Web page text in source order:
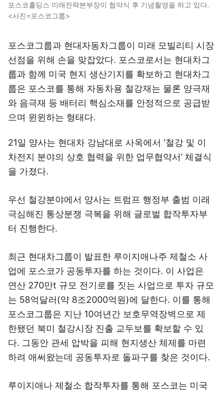
포스코홀딩스 미래전략본부장이 협약식 후 기념촬영을 하고 있다.
<사진=포스코그룹>
포스코그룹과 현대자동차그룹이 미래 모빌리티 시장
선점을 위해 손을 맞잡았다. 포스코로서는 현대차그
룹과 함께 미국 현지 생산기지를 확보하고 현대차그
룹은 포스코를 통해 자동차용 철강재는 물론 양극재
와 음극재 등 배터리 핵심소재를 안정적으로 공급받
으며 윈윈하는 형태다.
21일 양사는 현대차 강남대로 사옥에서 ‘철강 및 이
차전지 분야의 상호 협력을 위한 업무협약서’ 체결식
을 가졌다.
우선 철강분야에서 양사는 트럼프 행정부 출범 이래
극심해진 통상분쟁 극복을 위해 글로벌 합작투자부
터 진행한다.
최근 현대차그룹이 발표한 루이지애나주 제철소 사
업에 포스코가 공동투자를 하는 것이다. 이 사업은
연산 270만t 규모 전기로를 짓는 사업으로 투자 규모
는 58억달러(약 8조2000억원)에 달한다. 이를 통해
포스코그룹은 지난 10여년간 보호무역장벽으로 제
한됐던 북미 철강시장 진출 교두보를 확보할 수 있
다. 그동안 관세 압박을 피해 현지생산 체제를 마련
하려 애써왔는데 공동투자로 돌파구를 찾은 것이다.
루이지애나 제철소 합작투자를 통해 포스코는 미국